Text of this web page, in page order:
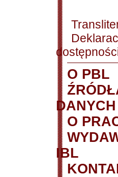
O PBL
DANYCH
O
IBL